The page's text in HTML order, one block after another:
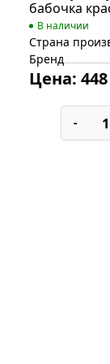
бабочка
В наличии
Страна
Бренд
Цена:
-